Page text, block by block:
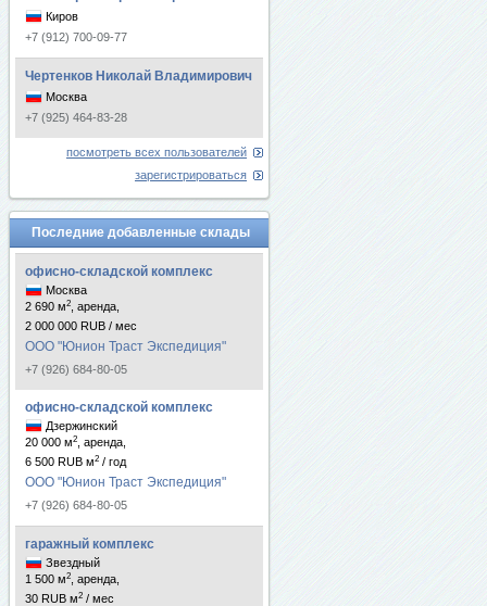
Киров
+7 (912) 700-09-77
Чертенков Николай Владимирович
Москва
+7 (925) 464-83-28
посмотреть всех пользователей
зарегистрироваться
Последние добавленные склады
офисно-складской комплекс
Москва
2 690 м2
, аренда,
2 000 000 RUB / мес
ООО "Юнион Траст Экспедиция"
+7 (926) 684-80-05
офисно-складской комплекс
Дзержинский
20 000 м2
, аренда,
6 500 RUB м2 / год
ООО "Юнион Траст Экспедиция"
+7 (926) 684-80-05
гаражный комплекс
Звездный
1 500 м2
, аренда,
30 RUB м2 / мес